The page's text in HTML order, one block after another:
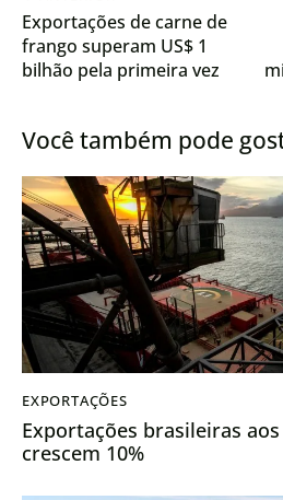
Exportações de carne de
frango superam US$ 1
bilhão pela primeira vez
Você também pode
EXPORTAÇÕES
Exportações brasileiras
crescem 10%